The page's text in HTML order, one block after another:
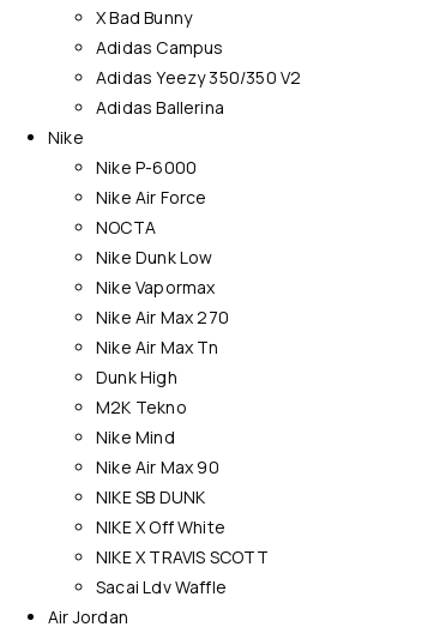
X Bad Bunny
Adidas Campus
Adidas Yeezy 350/350 V2
Adidas Ballerina
Nike
Nike P-6000
Nike Air Force
NOCTA
Nike Dunk Low
Nike Vapormax
Nike Air Max 270
Nike Air Max Tn
Dunk High
M2K Tekno
Nike Mind
Nike Air Max 90
NIKE SB DUNK
NIKE X Off White
NIKE X TRAVIS SCOTT
Sacai Ldv Waffle
Air Jordan